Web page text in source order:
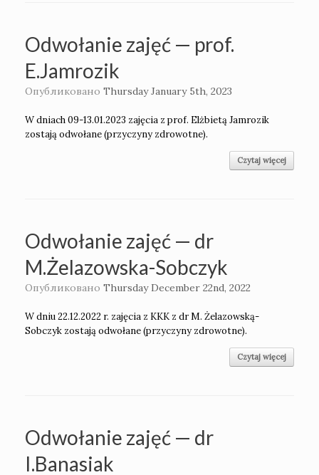
Odwołanie zajęć — prof.
E.Jamrozik
Опубликовано Thursday January 5th, 2023
W dniach 09-13.01.2023 zajęcia z prof. Elżbietą Jamrozik
zostają odwołane (przyczyny zdrowotne).
Czytaj więcej
Odwołanie zajęć — dr
M.Żelazowska-Sobczyk
Опубликовано Thursday December 22nd, 2022
W dniu 22.12.2022 r. zajęcia z KKK z dr M. Żelazowską-
Sobczyk zostają odwołane (przyczyny zdrowotne).
Czytaj więcej
Odwołanie zajęć — dr
I.Banasiak